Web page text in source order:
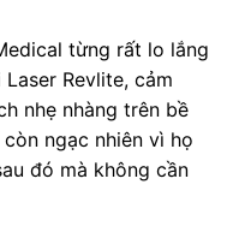
từng rất lo lắng
Revlite, cảm
nhẹ nhàng trên bề
ngạc nhiên vì họ
đó mà không cần